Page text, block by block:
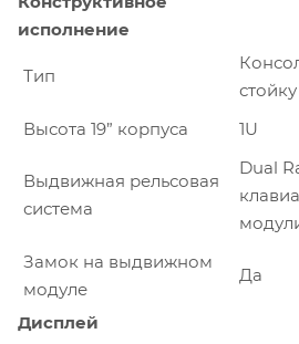
исполнение
Тип
Высота 19” корпуса
1U
Выдвижная рельсовая
система
Dual
Замок на выдвижном
модуле
Да
Дисплей